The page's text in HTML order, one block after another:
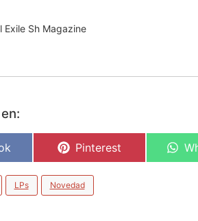
Sh Magazine
Pinterest
LPs Novedad